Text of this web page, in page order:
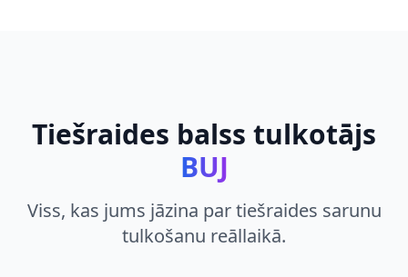
Tiešraides balss tulkotājs
BUJ
Viss, kas jums jāzina par tiešraides sarunu
tulkošanu reāllaikā.